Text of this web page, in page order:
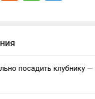
посадить клубнику